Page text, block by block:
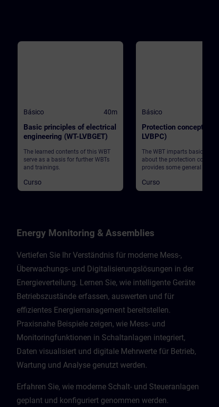
Básico 40m
Basic principles of electrical
engineering (WT-LVBGET)
The learned contents of this WBT
serve as a basis for further WBTs
and trainings.
Curso
Básico
Protection concept
LVBPC)
The WBT imparts basic
about the protection
provides some general
Curso
Energy Monitoring & Assemblies
Vertiefen Sie Ihr Verständnis für moderne Mess-,
Überwachungs- und Digitalisierungslösungen in der
Energieverteilung. Lernen Sie, wie intelligente Geräte
Betriebszustände erfassen, auswerten und für
effizientes Energiemanagement bereitstellen.
Praxisnahe Beispiele zeigen, wie Mess- und
Monitoringfunktionen in Schaltanlagen integriert,
Daten visualisiert und digitale Mehrwerte für Betrieb,
Wartung und Analyse genutzt werden.
Erfahren Sie, wie moderne Schalt- und Steueranlagen
geplant und konfiguriert genommen werden.